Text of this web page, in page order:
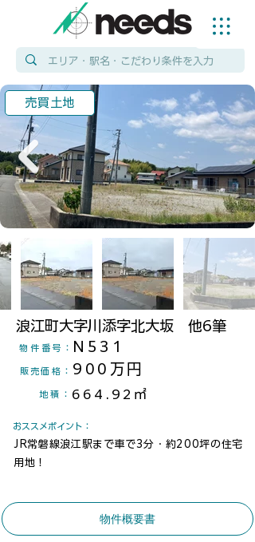
売買土地
浪江町大字川添字北大坂 他6筆
​販売価格： 900万円
物件番号 ： N531
地積 ： 664.92㎡
​おススメポイント：
JR常磐線浪江駅まで車で3分・約200坪の住宅
用地！
物件概要書